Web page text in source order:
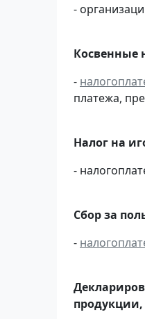
-
Косвенные
-
платежа,
Налог на
-
Сбор за
-